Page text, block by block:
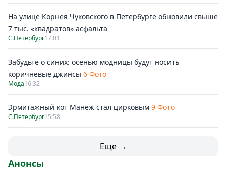
На улице Корнея Чуковского в Петербурге обновили свыше
7 тыс. «квадратов» асфальта
С.Петербург17:01
Забудьте о синих: осенью модницы будут носить
коричневые джинсы 6 Фото
Мода16:32
Эрмитажный кот Манеж стал цирковым 9 Фото
С.Петербург15:58
Еще →
Анонсы